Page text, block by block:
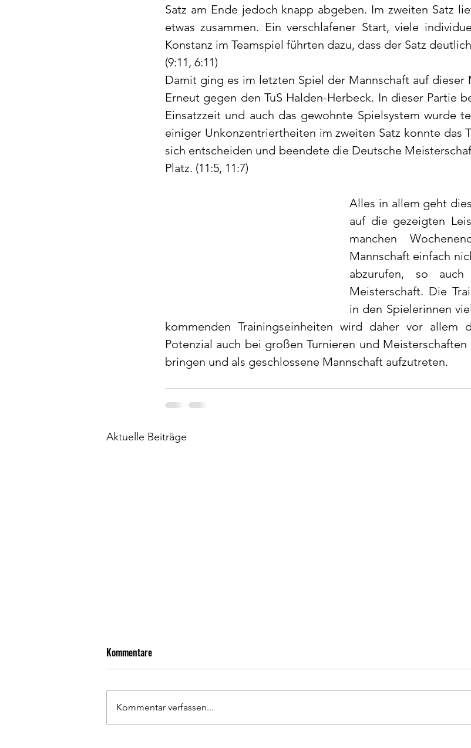
Satz am Ende jedoch knapp abgeben. Im zweiten Satz
etwas zusammen. Ein verschlafener Start, viele
Konstanz im Teamspiel führten dazu, dass der Satz
(9:11, 6:11)
Damit ging es im letzten Spiel der Mannschaft auf dieser
Erneut gegen den TuS Halden-Herbeck. In dieser Partie
Einsatzzeit und auch das gewohnte Spielsystem wurde
einiger Unkonzentriertheiten im zweiten Satz konnte das
sich entscheiden und beendete die Deutsche
Platz. (11:5, 11:7)
Alles in allem geht
auf die gezeigten
manchen
Mannschaft einfach
abzurufen, so
Meisterschaft. Die
in den Spielerinnen
kommenden Trainingseinheiten wird daher vor allem
Potenzial auch bei großen Turnieren und
bringen und als geschlossene Mannschaft aufzutreten.
Aktuelle Beiträge
Kommentare
Kommentar verfassen...